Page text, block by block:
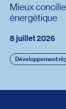
8 juillet 2026
Développement
Mieux
énergétique